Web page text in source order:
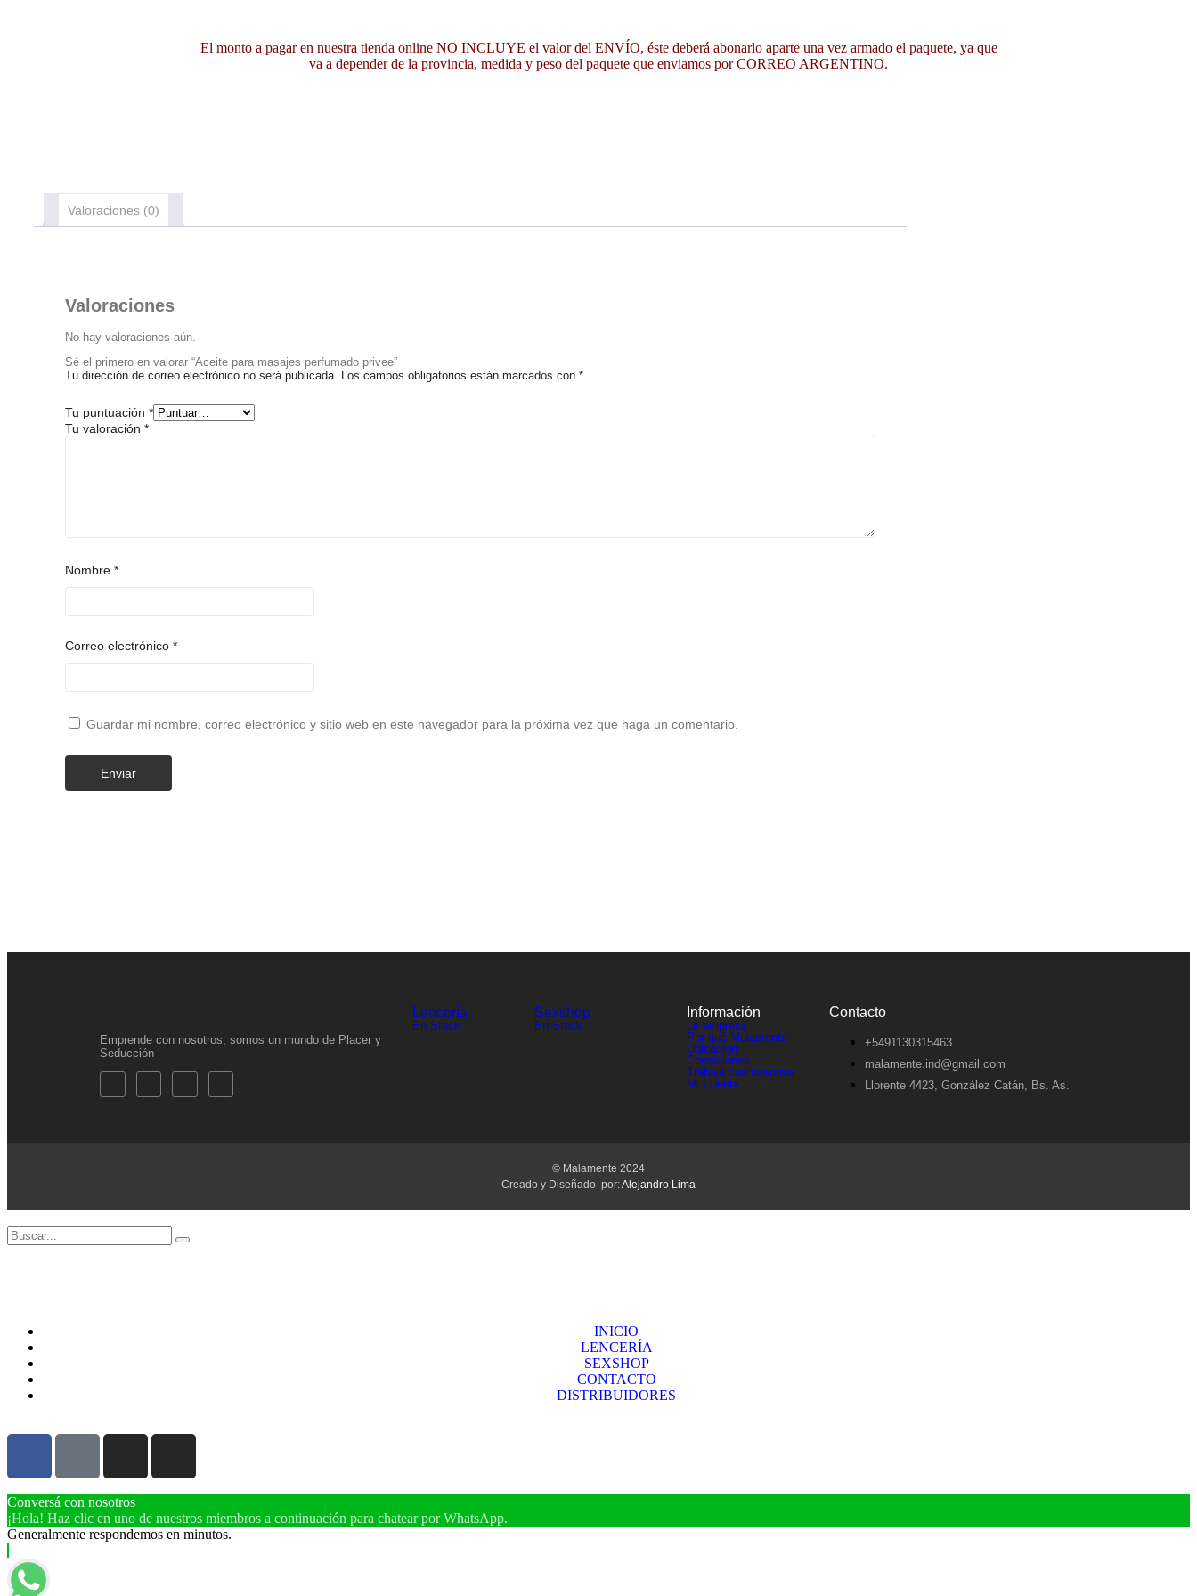
El monto a pagar en nuestra tienda online NO INCLUYE el valor del ENVÍO, éste deberá abonarlo aparte una vez armado el paquete, ya que
va a depender de la provincia, medida y peso del paquete que enviamos por CORREO ARGENTINO.
Valoraciones (0)
Valoraciones
No hay valoraciones aún.
Sé el primero en valorar “Aceite para masajes perfumado privee”
Tu dirección de correo electrónico no será publicada. Los campos obligatorios están marcados con *
Tu puntuación *
Tu valoración *
Nombre *
Correo electrónico *
Guardar mi nombre, correo electrónico y sitio web en este navegador para la próxima vez que haga un comentario.
Emprende con nosotros, somos un mundo de Placer y
Seducción
Lencería
En Stock
Sexshop
En Stock
Información
Le empresa
Por qué Malamente
Ubicación
Condiciones
Trabajá con nosotros
Mi Cuenta
Contacto
+5491130315463
malamente.ind@gmail.com
Llorente 4423, González Catán, Bs. As.
© Malamente 2024
Creado y Diseñado por:Alejandro Lima
INICIO
LENCERÍA
SEXSHOP
CONTACTO
DISTRIBUIDORES
Conversá con nosotros
¡Hola! Haz clic en uno de nuestros miembros a continuación para chatear por WhatsApp.
Generalmente respondemos en minutos.